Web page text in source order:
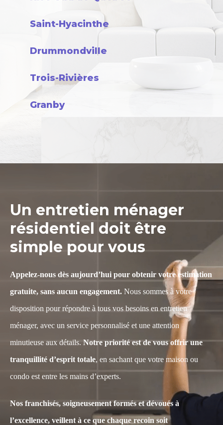
Saint-Hyacinthe
Drummondville
Trois-Rivières
Granby
Un entretien ménager
résidentiel doit être
simple pour vous
Appelez-nous dès aujourd’hui pour obtenir votre estimation
gratuite, sans aucun engagement. Nous sommes à votre
disposition pour répondre à tous vos besoins en entretien
ménager, avec un service personnalisé et une attention
minutieuse aux détails. Notre priorité est de vous offrir une
tranquillité d’esprit totale, en sachant que votre maison ou
condo est entre les mains d’experts.
Nos franchisés, soigneusement formés et dévoués à
l’excellence, veillent à ce que chaque recoin soit